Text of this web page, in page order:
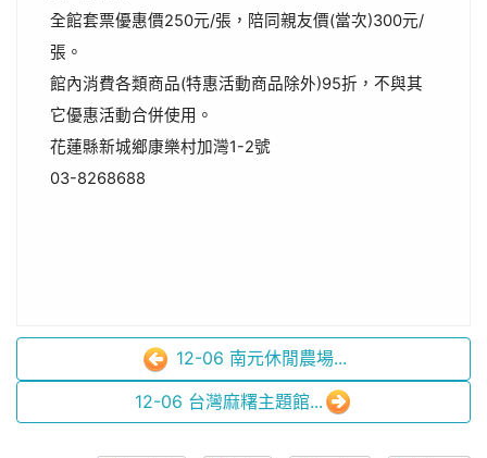
全館套票優惠價250元/張，陪同親友價(當次)300元/
張。
館內消費各類商品(特惠活動商品除外)95折，不與其
它優惠活動合併使用。
花蓮縣新城鄉康樂村加灣1-2號
03-8268688
12-06 南元休閒農場...
12-06 台灣麻糬主題館...